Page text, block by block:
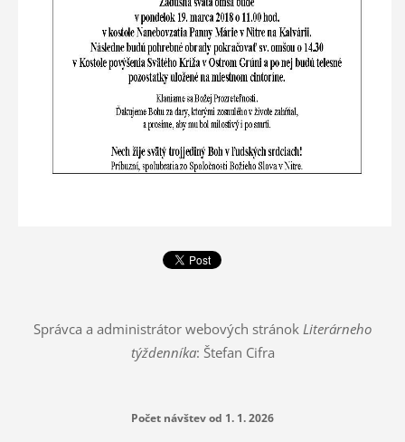
Správca a administrátor webových stránok Literárneho
týždenníka: Štefan Cifra
Počet návštev od 1. 1. 2026